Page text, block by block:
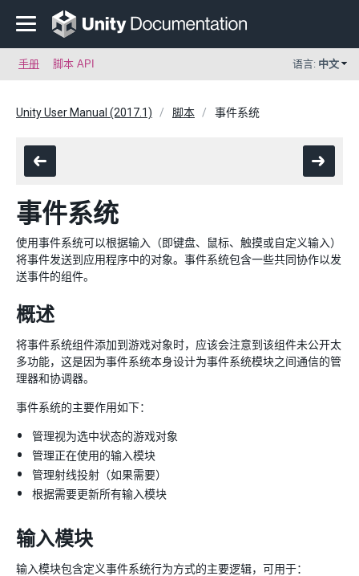
手册 脚本 API 语言: 中文
Unity User Manual (2017.1) 脚本 事件系统
事件系统
使用事件系统可以根据输入（即键盘、鼠标、触摸或自定义输入）
将事件发送到应用程序中的对象。事件系统包含一些共同协作以发
送事件的组件。
概述
将事件系统组件添加到游戏对象时，应该会注意到该组件未公开太
多功能，这是因为事件系统本身设计为事件系统模块之间通信的管
理器和协调器。
事件系统的主要作用如下：
管理视为选中状态的游戏对象
管理正在使用的输入模块
管理射线投射（如果需要）
根据需要更新所有输入模块
输入模块
输入模块包含定义事件系统行为方式的主要逻辑，可用于：